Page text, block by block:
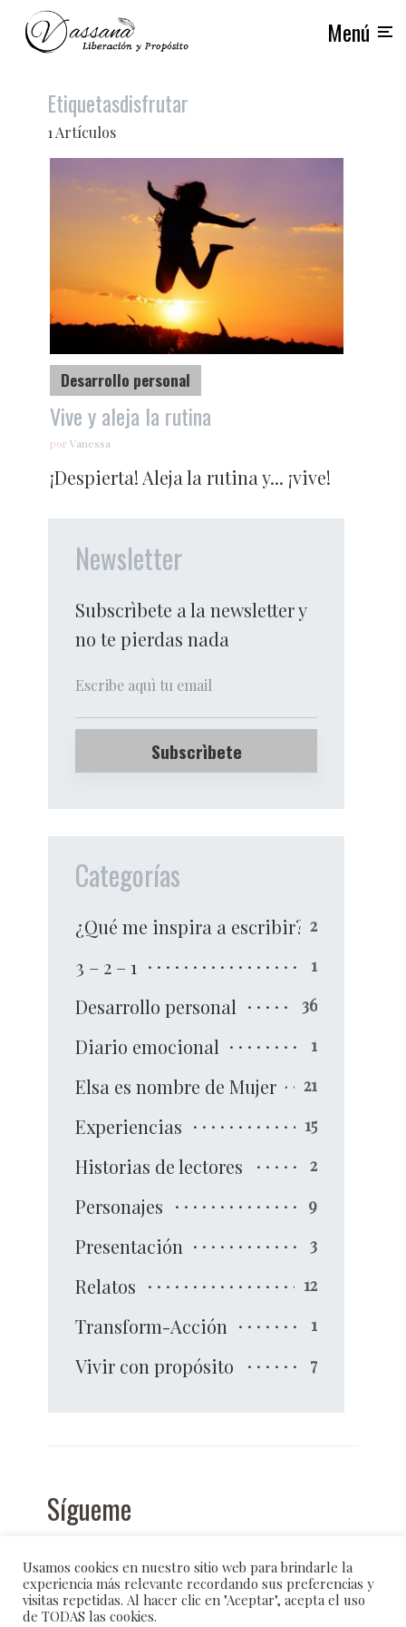
Menú
Etiquetasdisfrutar
1 Artículos
Desarrollo personal
Vive y aleja la rutina
porVanessa
¡Despierta! Aleja la rutina y... ¡vive!
Newsletter
Subscrìbete a la newsletter y
no te pierdas nada
Categorías
¿Qué me inspira a escribir? 2
3 – 2 – 1 1
Desarrollo personal 36
Diario emocional 1
Elsa es nombre de Mujer 21
Experiencias 15
Historias de lectores 2
Personajes 9
Presentación 3
Relatos 12
Transform-Acción 1
Vivir con propósito 7
Sígueme
Usamos cookies en nuestro sitio web para brindarle la
experiencia más relevante recordando sus preferencias y
visitas repetidas. Al hacer clic en "Aceptar", acepta el uso
de TODAS las cookies.